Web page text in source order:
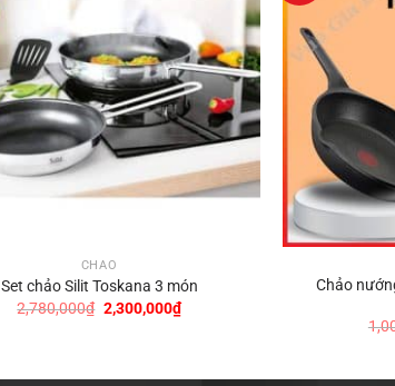
CHẢO
Set chảo Silit Toskana 3 món
2,780,000₫ Giá
2,300,000₫Giá
hiện
Chảo